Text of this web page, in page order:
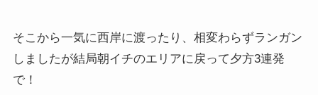
そこから一気に西岸に渡ったり、相変わらずランガン
しましたが結局朝イチのエリアに戻って夕方3連発
で！